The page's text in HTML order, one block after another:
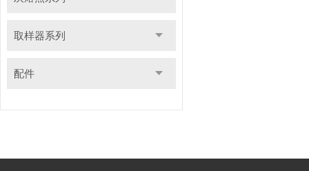
取样器系列
配件